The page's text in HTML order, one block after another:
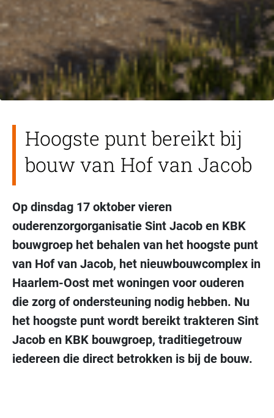
Hoogste punt bereikt bij
bouw van Hof van Jacob
Op dinsdag 17 oktober vieren
ouderenzorgorganisatie Sint Jacob en KBK
bouwgroep het behalen van het hoogste punt
van Hof van Jacob, het nieuwbouwcomplex in
Haarlem-Oost met woningen voor ouderen
die zorg of ondersteuning nodig hebben. Nu
het hoogste punt wordt bereikt trakteren Sint
Jacob en KBK bouwgroep, traditiegetrouw
iedereen die direct betrokken is bij de bouw.